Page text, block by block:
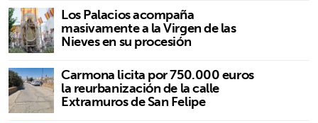
Los Palacios acompaña
masivamente a la Virgen de las
Nieves en su procesión
Carmona licita por 750.000 euros
la reurbanización de la calle
Extramuros de San Felipe